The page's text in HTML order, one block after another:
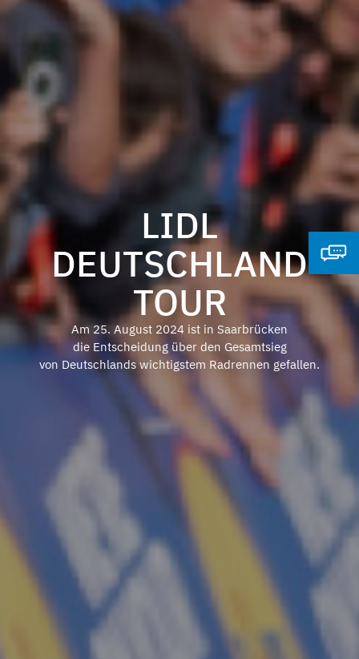
LIDL
DEUTSCHLAND
TOUR
Am 25. August 2024 ist in Saarbrücken
die Entscheidung über den Gesamtsieg
von Deutschlands wichtigstem Radrennen gefallen.